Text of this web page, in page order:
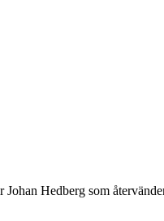
Hedberg som